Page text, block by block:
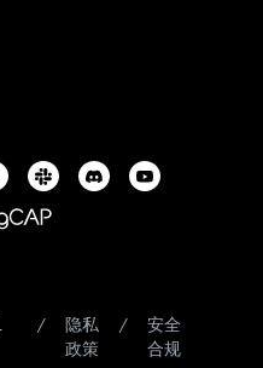
/
隐私
政策
/
安全
合规